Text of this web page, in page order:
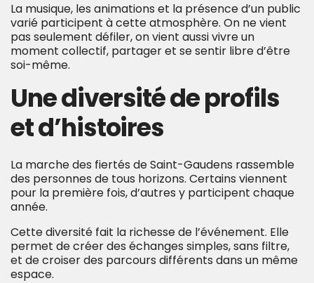
La musique, les animations et la présence d’un public
varié participent à cette atmosphère. On ne vient
pas seulement défiler, on vient aussi vivre un
moment collectif, partager et se sentir libre d’être
soi-même.
Une diversité de profils
et d’histoires
La marche des fiertés de Saint-Gaudens rassemble
des personnes de tous horizons. Certains viennent
pour la première fois, d’autres y participent chaque
année.
Cette diversité fait la richesse de l’événement. Elle
permet de créer des échanges simples, sans filtre,
et de croiser des parcours différents dans un même
espace.